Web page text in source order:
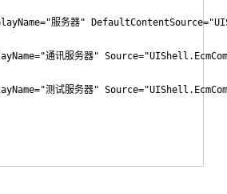
服务器"
通讯服务器"
测试服务器"